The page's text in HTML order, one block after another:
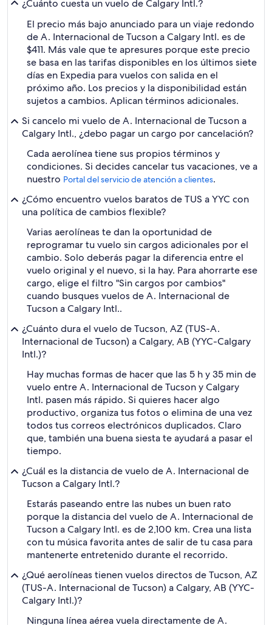
¿Cuánto cuesta un vuelo de Calgary Intl.?
El precio más bajo anunciado para un viaje redondo
de A. Internacional de Tucson a Calgary Intl. es de
$411. Más vale que te apresures porque este precio
se basa en las tarifas disponibles en los últimos siete
días en Expedia para vuelos con salida en el
próximo año. Los precios y la disponibilidad están
sujetos a cambios. Aplican términos adicionales.
Si cancelo mi vuelo de A. Internacional de Tucson a
Calgary Intl., ¿debo pagar un cargo por cancelación?
Cada aerolínea tiene sus propios términos y
condiciones. Si decides cancelar tus vacaciones, ve a
nuestro Portal del servicio de atención a clientes.
¿Cómo encuentro vuelos baratos de TUS a YYC con
una política de cambios flexible?
Varias aerolíneas te dan la oportunidad de
reprogramar tu vuelo sin cargos adicionales por el
cambio. Solo deberás pagar la diferencia entre el
vuelo original y el nuevo, si la hay. Para ahorrarte ese
cargo, elige el filtro "Sin cargos por cambios"
cuando busques vuelos de A. Internacional de
Tucson a Calgary Intl..
¿Cuánto dura el vuelo de Tucson, AZ (TUS-A.
Internacional de Tucson) a Calgary, AB (YYC-Calgary
Intl.)?
Hay muchas formas de hacer que las 5 h y 35 min de
vuelo entre A. Internacional de Tucson y Calgary
Intl. pasen más rápido. Si quieres hacer algo
productivo, organiza tus fotos o elimina de una vez
todos tus correos electrónicos duplicados. Claro
que, también una buena siesta te ayudará a pasar el
tiempo.
¿Cuál es la distancia de vuelo de A. Internacional de
Tucson a Calgary Intl.?
Estarás paseando entre las nubes un buen rato
porque la distancia del vuelo de A. Internacional de
Tucson a Calgary Intl. es de 2,100 km. Crea una lista
con tu música favorita antes de salir de tu casa para
mantenerte entretenido durante el recorrido.
¿Qué aerolíneas tienen vuelos directos de Tucson, AZ
(TUS-A. Internacional de Tucson) a Calgary, AB (YYC-
Calgary Intl.)?
Ninguna línea aérea vuela directamente de A.